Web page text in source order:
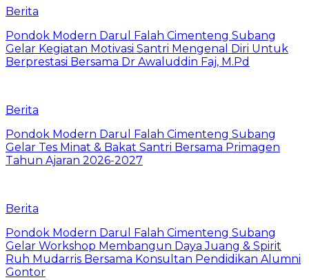
Berita
Pondok Modern Darul Falah Cimenteng Subang
Gelar Kegiatan Motivasi Santri Mengenal Diri Untuk
Berprestasi Bersama Dr Awaluddin Faj, M.Pd
Berita
Pondok Modern Darul Falah Cimenteng Subang
Gelar Tes Minat & Bakat Santri Bersama Primagen
Tahun Ajaran 2026-2027
Berita
Pondok Modern Darul Falah Cimenteng Subang
Gelar Workshop Membangun Daya Juang & Spirit
Ruh Mudarris Bersama Konsultan Pendidikan Alumni
Gontor